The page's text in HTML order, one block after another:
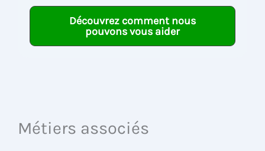
Découvrez comment nous
pouvons vous aider
Métiers associés